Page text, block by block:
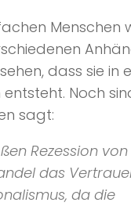
Menschen
dass sie in
Noch
sagt:
Rezession
das
da die